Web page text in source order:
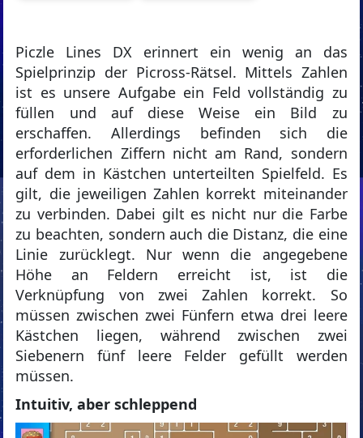
Piczle Lines DX erinnert ein wenig an das
Spielprinzip der Picross-Rätsel. Mittels Zahlen
ist es unsere Aufgabe ein Feld vollständig zu
füllen und auf diese Weise ein Bild zu
erschaffen. Allerdings befinden sich die
erforderlichen Ziffern nicht am Rand, sondern
auf dem in Kästchen unterteilten Spielfeld. Es
gilt, die jeweiligen Zahlen korrekt miteinander
zu verbinden. Dabei gilt es nicht nur die Farbe
zu beachten, sondern auch die Distanz, die eine
Linie zurücklegt. Nur wenn die angegebene
Höhe an Feldern erreicht ist, ist die
Verknüpfung von zwei Zahlen korrekt. So
müssen zwischen zwei Fünfern etwa drei leere
Kästchen liegen, während zwischen zwei
Siebenern fünf leere Felder gefüllt werden
müssen.
Intuitiv, aber schleppend